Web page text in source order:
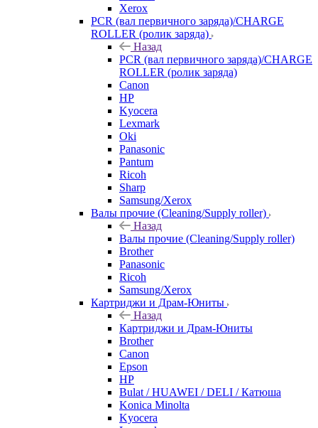
Xerox
PCR (вал первичного заряда)/CHARGE
ROLLER (ролик заряда)
Назад
PCR (вал первичного заряда)/CHARGE
ROLLER (ролик заряда)
Canon
HP
Kyocera
Lexmark
Oki
Panasonic
Pantum
Ricoh
Sharp
Samsung/Xerox
Валы прочие (Cleaning/Supply roller)
Назад
Валы прочие (Cleaning/Supply roller)
Brother
Panasonic
Ricoh
Samsung/Xerox
Картриджи и Драм-Юниты
Назад
Картриджи и Драм-Юниты
Brother
Canon
Epson
HP
Bulat / HUAWEI / DELI / Катюша
Konica Minolta
Kyocera